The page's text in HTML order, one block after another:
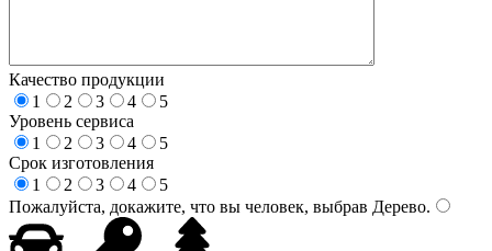
Качество продукции
1
2 3 4
5
Уровень сервиса
1
2 3 4
5
Срок изготовления
1
2 3 4
5
Пожалуйста, докажите, что вы человек, выбрав Дерево.